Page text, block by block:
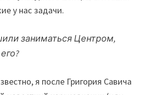
у нас задачи.
заниматься Центром,
я после Григория Савича